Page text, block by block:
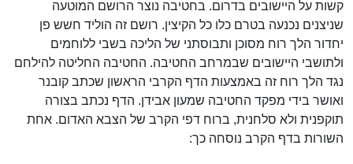
קשות על היישובים בדרום. בחטיבה נוצר הרושם המוטעה
שניצנים נכנעה בטרם כלו כל הקיצין. רושם זה הוליד חשש פן
יחדור הלך רוח מסוכן ותבוסתני של הליכה בשבי ללוחמים
ולתושבי היישובים שבמרחב החטיבה. החטיבה החליטה להילחם
נגד הלך רוח זה באמצעות הדף הקרבי הראשון שכתב קובנר
ואושר בידי מפקד החטיבה שמעון אבידן. הדף נכתב בצורה
תוקפנית ולא סלחנית, ברוח דפי הקרב של הצבא האדום. אחת
השורות בדף הקרב נוסחה כך: